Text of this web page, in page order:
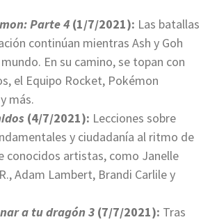
Parte 4 (1/7/2021): Las batallas
continúan mientras Ash y Goh
En su camino, se topan con
el Equipo Rocket, Pokémon
más.
(4/7/2021): Lecciones sobre
y ciudadanía al ritmo de
conocidos artistas, como Janelle
Adam Lambert, Brandi Carlile y
a tu dragón 3 (7/7/2021): Tras